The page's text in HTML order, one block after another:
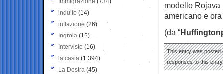
modello Rojava
americano e ora
(da “
This entry was posted
responses to this
Immigrazione (734)
indulto (14)
inflazione (26)
Ingroia (15)
Interviste (16)
la casta (1.394)
La Destra (45)